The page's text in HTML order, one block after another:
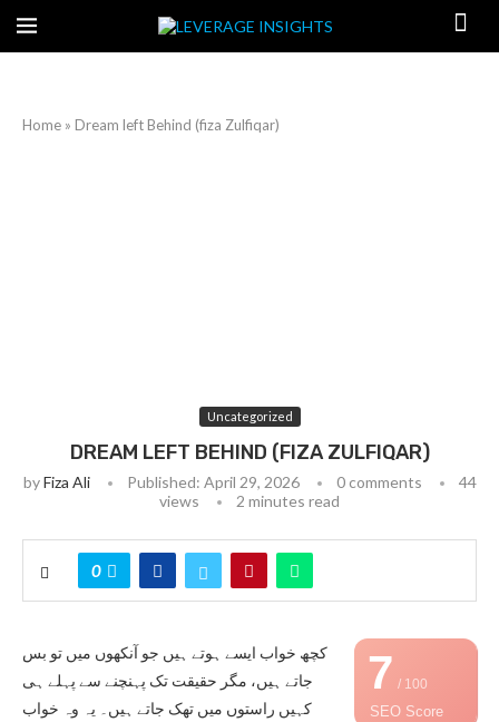
Home » Dream left Behind (fiza Zulfiqar)
Uncategorized
DREAM LEFT BEHIND (FIZA ZULFIQAR)
byFiza Ali Published: April 29, 2026 0 comments
44
views
2 minutes read
0
7/ 100
SEO Score
کچھ خواب ایسے ہوتے ہیں جو آنکھوں میں تو بس
جاتے ہیں، مگر حقیقت تک پہنچنے سے پہلے ہی
کہیں راستوں میں تھک جاتے ہیں۔ یہ وہ خواب